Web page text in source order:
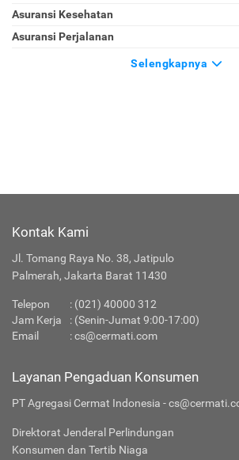
Asuransi Kesehatan
Asuransi Perjalanan
Selengkapnya
Kontak Kami
Jl. Tomang Raya No. 38, Jatipulo
Palmerah, Jakarta Barat 11430
Telepon : (021) 40000 312
Jam Kerja
: (Senin-Jumat 9:00-17:00)
Email
:cs@cermati.com
Layanan Pengaduan Konsumen
PT Agregasi Cermat Indonesia -
Direktorat Jenderal Perlindungan
Konsumen dan Tertib Niaga